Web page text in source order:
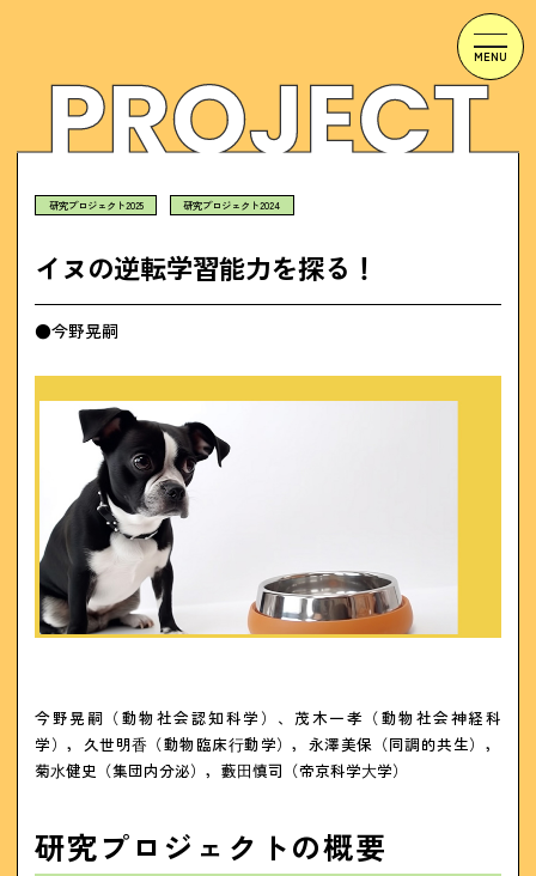
研究プロジェクト2025 研究プロジェクト2024
イヌの逆転学習能力を探る！
●今野晃嗣
今野晃嗣（動物社会認知科学）、茂木一孝（動物社会神経科
学），久世明⾹（動物臨床⾏動学），永澤美保（同調的共生），
菊⽔健史（集団内分泌），藪⽥慎司（帝京科学⼤学）
研究プロジェクトの概要